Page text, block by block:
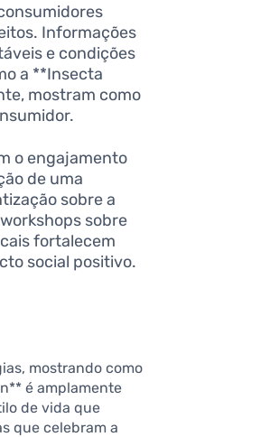
Informações
e condições
a **Insecta
mostram como
o engajamento
de uma
sobre a
sobre
fortalecem
social positivo.
mostrando como
é amplamente
de vida que
que celebram a